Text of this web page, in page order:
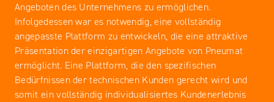
Angeboten des Unternehmens zu ermöglichen.
Infolgedessen war es notwendig, eine vollständig
angepasste Plattform zu entwickeln, die eine attraktive
Präsentation der einzigartigen Angebote von Pneumat
ermöglicht. Eine Plattform, die den spezifischen
Bedürfnissen der technischen Kunden gerecht wird und
somit ein vollständig individualisiertes Kundenerlebnis